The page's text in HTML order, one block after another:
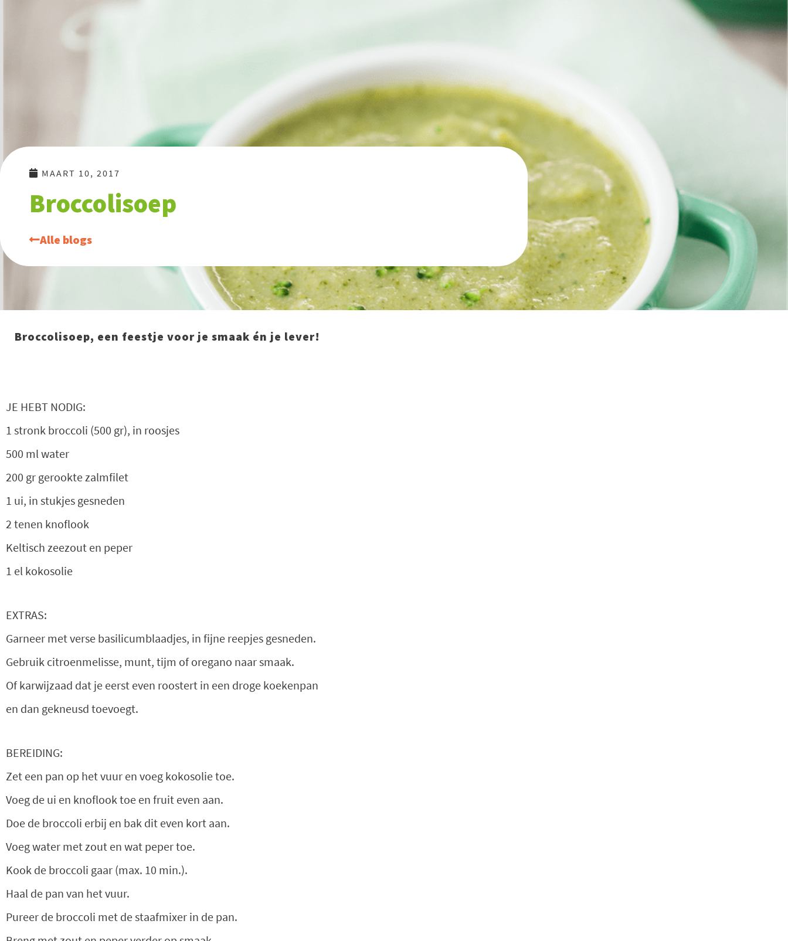
MAART 10, 2017
Broccolisoep
Alle blogs
Broccolisoep, een feestje voor je smaak én je lever!
JE HEBT NODIG:
1 stronk broccoli (500 gr), in roosjes
500 ml water
200 gr gerookte zalmfilet
1 ui, in stukjes gesneden
2 tenen knoflook
Keltisch zeezout en peper
1 el kokosolie
EXTRAS:
Garneer met verse basilicumblaadjes, in fijne reepjes gesneden.
Gebruik citroenmelisse, munt, tijm of oregano naar smaak.
Of karwijzaad dat je eerst even roostert in een droge koekenpan
en dan gekneusd toevoegt.
BEREIDING:
Zet een pan op het vuur en voeg kokosolie toe.
Voeg de ui en knoflook toe en fruit even aan.
Doe de broccoli erbij en bak dit even kort aan.
Voeg water met zout en wat peper toe.
Kook de broccoli gaar (max. 10 min.).
Haal de pan van het vuur.
Pureer de broccoli met de staafmixer in de pan.